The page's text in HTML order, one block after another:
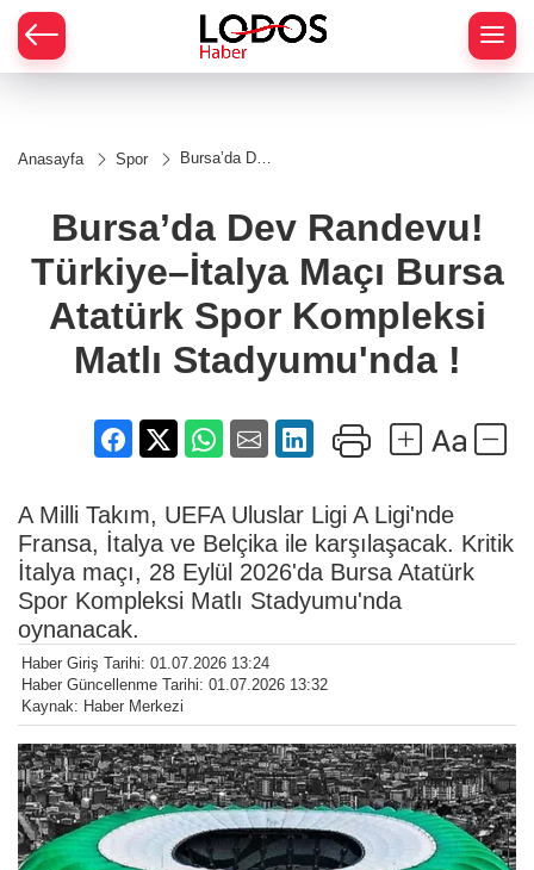
Anasayfa Spor
Bursa’da Dev
Maçı Bursa
Atatürk Spor
Kompleksi
Matlı
Stadyumu'nda
Bursa’da Dev Randevu!
Türkiye–İtalya Maçı Bursa
Atatürk Spor Kompleksi
Matlı Stadyumu'nda !
A Milli Takım, UEFA Uluslar Ligi A Ligi'nde
Fransa, İtalya ve Belçika ile karşılaşacak. Kritik
İtalya maçı, 28 Eylül 2026'da Bursa Atatürk
Spor Kompleksi Matlı Stadyumu'nda
oynanacak.
Haber Giriş Tarihi: 01.07.2026 13:24
Haber Güncellenme Tarihi: 01.07.2026 13:32
Kaynak: Haber Merkezi